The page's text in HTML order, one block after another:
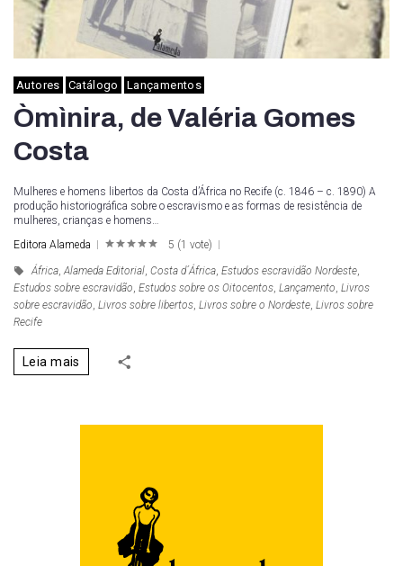
Autores Catálogo Lançamentos
Òmìnira, de Valéria Gomes
Costa
Mulheres e homens libertos da Costa d’África no Recife (c. 1846 – c. 1890) A
produção historiográfica sobre o escravismo e as formas de resistência de
mulheres, crianças e homens…
Editora Alameda
5 (1 vote)
África Alameda Editorial Costa d´África Estudos escravidão Nordeste
Estudos sobre escravidão Estudos sobre os Oitocentos Lançamento Livros
sobre escravidão Livros sobre libertos Livros sobre o Nordeste Livros sobre
Recife
Leia mais